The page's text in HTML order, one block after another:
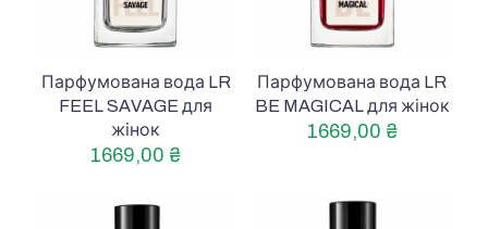
Парфумована вода LR
FEEL SAVAGE для
жінок
1669,00 ₴
Парфумована вода LR
BE MAGICAL для жінок
1669,00 ₴